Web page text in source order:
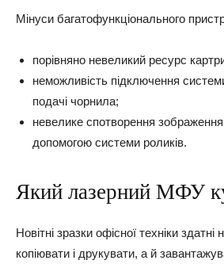
Мінуси багатофункціонального
порівняно невеликий ресурс
неможливість підключення
подачі чорнила;
невелике спотворення
допомогою системи роликів.
Який лазерний МФУ
Новітні зразки офісної техніки здатні
копіювати і друкувати, а й